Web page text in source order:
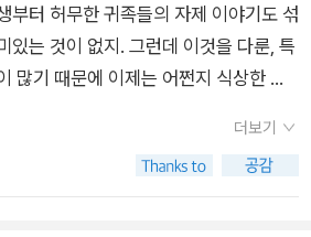
부터 허무한 귀족들의 자제 이야기도 섞
있는 것이 없지. 그런데 이것을 다룬, 특
많기 때문에 이제는 어쩐지 식상한 이
나게 이야기를 풀어간다. 조용한 밤, 햇
아서 책을 읽으며 내적비명을 질렀다.
단편은.. 꼽을 수가 없고 그나마 <산장
더보기